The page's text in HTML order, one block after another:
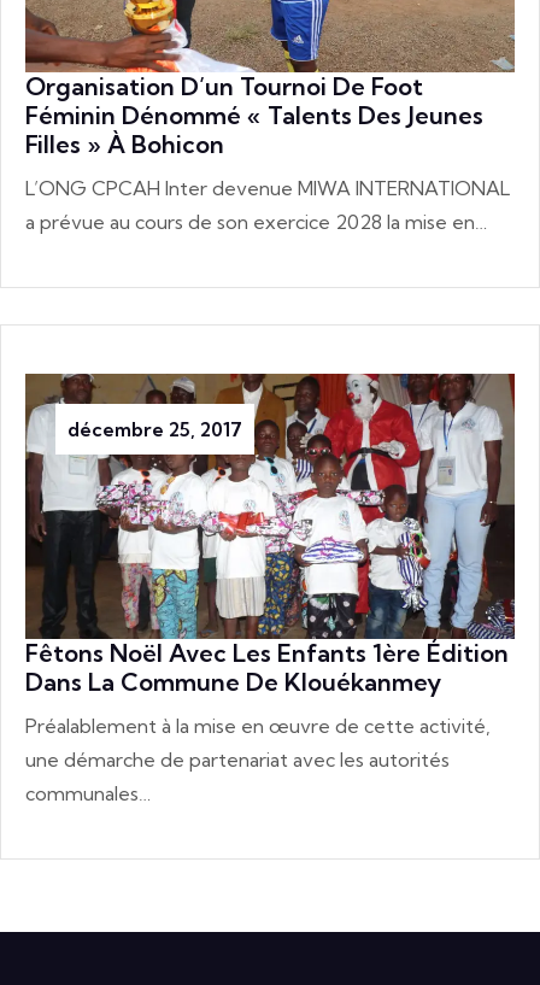
Organisation D’un Tournoi De Foot
Féminin Dénommé « Talents Des Jeunes
Filles » À Bohicon
L’ONG CPCAH Inter devenue MIWA INTERNATIONAL
a prévue au cours de son exercice 2028 la mise en…
décembre 25, 2017
Fêtons Noël Avec Les Enfants 1ère Édition
Dans La Commune De Klouékanmey
Préalablement à la mise en œuvre de cette activité,
une démarche de partenariat avec les autorités
communales…